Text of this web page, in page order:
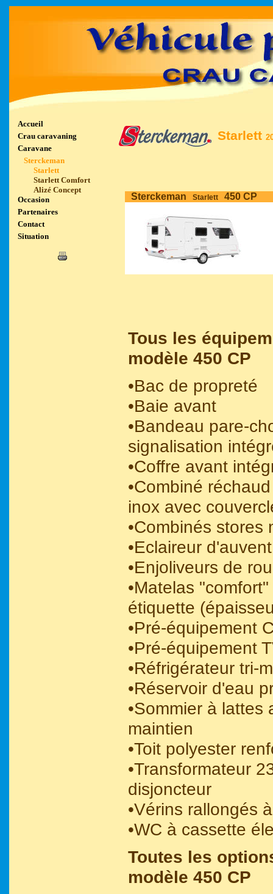
Accueil
Crau caravaning
Caravane
Sterckeman
Starlett
Starlett Comfort
Alizé Concept
Occasion
Partenaires
Contact
Situation
Starlett
Sterckeman Starlett 450 CP
Tous les
modèle 450 CP
•Bac de propreté
•Baie avant
•Bandeau pare-
signalisation
•Coffre avant
•Combiné
inox avec
•Combinés stores
•Eclaireur
•Enjoliveurs de
•Matelas
étiquette
•Pré-équipement
•Pré-équipement
•Réfrigérateur tri-
•Réservoir d'eau
•Sommier à lattes
maintien
•Toit polyester
•Transformateur
disjoncteur
•Vérins rallongés
•WC à cassette
Toutes les
modèle 450 CP